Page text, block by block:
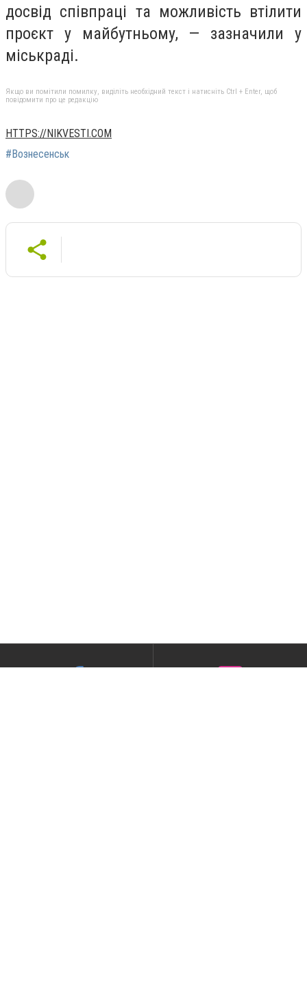
досвід співпраці та можливість втілити
проєкт у майбутньому, — зазначили у
міськраді.
Якщо ви помітили помилку, виділіть необхідний текст і натисніть Ctrl + Enter, щоб
повідомити про це редакцію
HTTPS://NIKVESTI.COM
#Вознесенськ